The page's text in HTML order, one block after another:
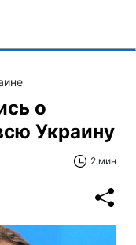
о
Украину
2 мин